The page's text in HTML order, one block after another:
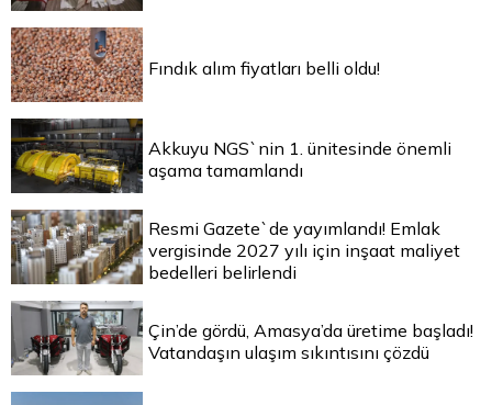
Fındık alım fiyatları belli oldu!
Akkuyu NGS`nin 1. ünitesinde önemli
aşama tamamlandı
Resmi Gazete`de yayımlandı! Emlak
vergisinde 2027 yılı için inşaat maliyet
bedelleri belirlendi
Çin’de gördü, Amasya’da üretime başladı!
Vatandaşın ulaşım sıkıntısını çözdü